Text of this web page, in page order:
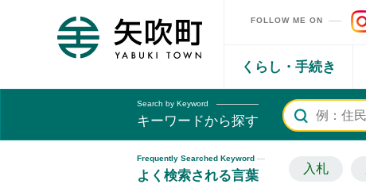
矢吹町ホームページ
FOLLOW ME ON
くらし・手続き
Search by Keyword
キーワードから探す
Frequently Searched Keyword
よく検索される言葉 入札